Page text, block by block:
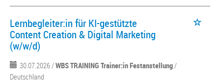
Lernbegleiter:in für KI-gestützte
Content Creation & Digital Marketing
(w/w/d)
30.07.2026 /WBS TRAINING Trainer:in Festanstellung/
Deutschland